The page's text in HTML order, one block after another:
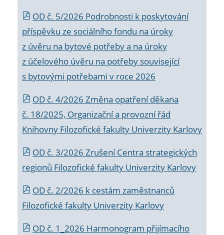
OD č. 5/2026 Podrobnosti k poskytování
příspěvku ze sociálního fondu na úroky
z úvěru na bytové potřeby a na úroky
z účelového úvěru na potřeby související
s bytovými potřebami v roce 2026
OD č. 4/2026 Změna opatření děkana
č. 18/2025, Organizační a provozní řád
Knihovny Filozofické fakulty Univerzity Karlovy
OD č. 3/2026 Zrušení Centra strategických
regionů Filozofické fakulty Univerzity Karlovy
OD č. 2/2026 k cestám zaměstnanců
Filozofické fakulty Univerzity Karlovy
OD č. 1_2026 Harmonogram přijímacího